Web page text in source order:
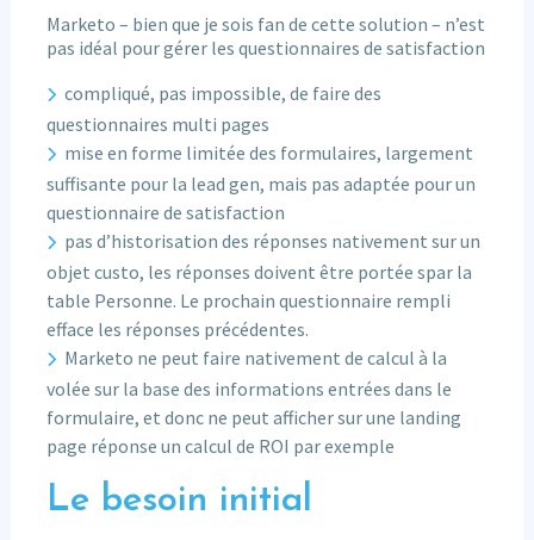
Marketo – bien que je sois fan de cette solution – n’est
pas idéal pour gérer les questionnaires de satisfaction
compliqué, pas impossible, de faire des
questionnaires multi pages
mise en forme limitée des formulaires, largement
suffisante pour la lead gen, mais pas adaptée pour un
questionnaire de satisfaction
pas d’historisation des réponses nativement sur un
objet custo, les réponses doivent être portée spar la
table Personne. Le prochain questionnaire rempli
efface les réponses précédentes.
Marketo ne peut faire nativement de calcul à la
volée sur la base des informations entrées dans le
formulaire, et donc ne peut afficher sur une landing
page réponse un calcul de ROI par exemple
Le besoin initial